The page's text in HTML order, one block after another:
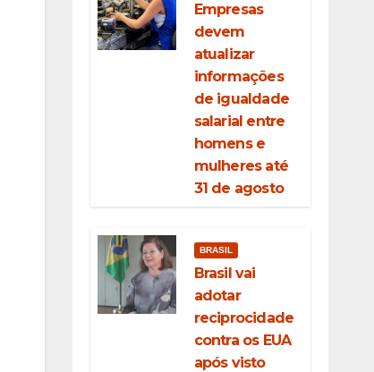
Empresas
devem
atualizar
informações
de igualdade
salarial entre
homens e
mulheres até
31 de agosto
BRASIL
Brasil vai
adotar
reciprocidade
contra os EUA
após visto